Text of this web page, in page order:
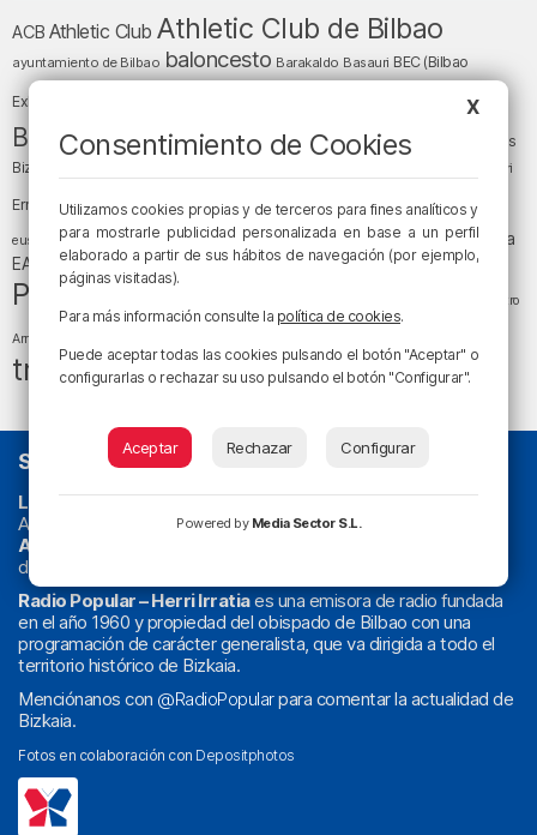
ACB Athletic Club Athletic Club de Bilbao
ayuntamiento de Bilbao baloncesto Barakaldo Basauri BEC (Bilbao
Exhibition Center) Bilbao Bizkaia
Bizkaia y sus comarcas Copa del Rey cultura
Cáritas
Bizkaia
Enkarterri
Ernesto Valverde Ertzaintza Euskadi (País Vasco)
euskera fiestas fútbol Gobierno vasco juanma jubera LaLiga LaLiga
EA Sports Liga Endesa música noticias Osakidetza planes
Política Teatro
Arriaga tiempo atmosféricotráfico
tráfico en Bizkaia
SOBRE NOSOTROS
La radio sin cadenas. Desde 1960 haciendo radio en Bilbao.
Actualidad y
podcastdeBilbaoyBizkaia, los partidos del
Athletic
deportes, sociedad, cultura, política, religión y obra social.
Radio Popular – Herri Irratiaes una emisora de radio fundada
en el año 1960 y propiedad del obispado de Bilbao con una
programación de carácter generalista, que va dirigida a todo el
territorio histórico de Bizkaia.
Menciónanos con @RadioPopularpara comentar la actualidad de
Bizkaia.
Fotos en colaboración con Depositphotos
X
Consentimiento de Cookies
Utilizamos cookies propias y de terceros para fines analíticos y
para mostrarle publicidad personalizada en base a un perfil
elaborado a partir de sus hábitos de navegación (por ejemplo,
páginas visitadas).
Para más información consulte la política de cookies.
Puede aceptar todas las cookies pulsando el botón "Aceptar" o
configurarlas o rechazar su uso pulsando el botón "Configurar".
Aceptar Rechazar Configurar
Powered by Media Sector S.L.